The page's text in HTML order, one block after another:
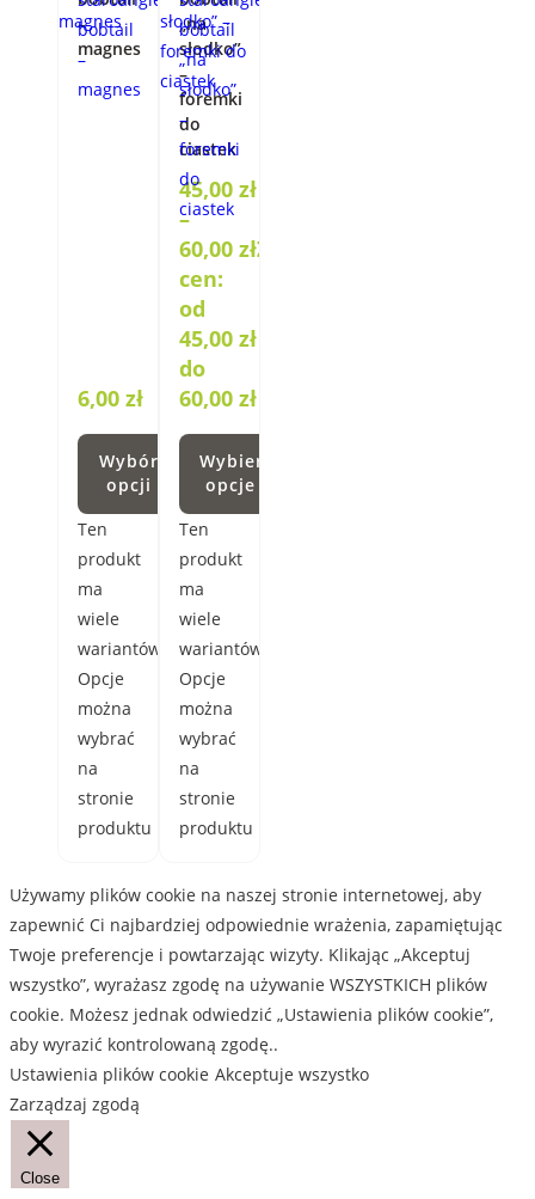
–
magnes
6,00 zł
Wybór
opcji
Ten
produkt
ma
wiele
wariantów.
Opcje
można
wybrać
na
stronie
produktu
„na
słodko”
–
foremki
do
ciastek
45,00 zł
–
60,00 złZakres
cen:
od
45,00 zł
do
60,00 zł
Wybierz
opcje
Ten
produkt
ma
wiele
wariantów.
Opcje
można
wybrać
na
stronie
produktu
Używamy plików cookie na naszej stronie internetowej, aby
zapewnić Ci najbardziej odpowiednie wrażenia, zapamiętując
Twoje preferencje i powtarzając wizyty. Klikając „Akceptuj
wszystko”, wyrażasz zgodę na używanie WSZYSTKICH plików
cookie. Możesz jednak odwiedzić „Ustawienia plików cookie”,
aby wyrazić kontrolowaną zgodę..
Ustawienia plików cookie Akceptuje wszystko
Zarządzaj zgodą
Close